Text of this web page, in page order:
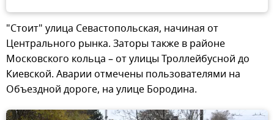
"Стоит" улица Севастопольская, начиная от
Центрального рынка. Заторы также в районе
Московского кольца – от улицы Троллейбусной до
Киевской. Аварии отмечены пользователями на
Объездной дороге, на улице Бородина.